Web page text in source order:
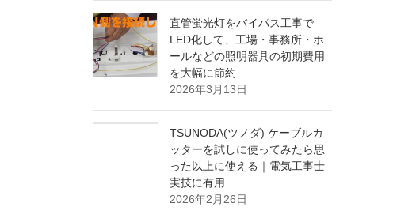
直管蛍光灯をバイパス工事で
LED化して、工場・事務所・ホ
ールなどの照明器具の初期費用
を大幅に節約
2026年3月13日
TSUNODA(ツノダ) ケーブルカ
ッターを試しに使ってみたら思
った以上に使える｜電気工事士
実技に有用
2026年2月26日